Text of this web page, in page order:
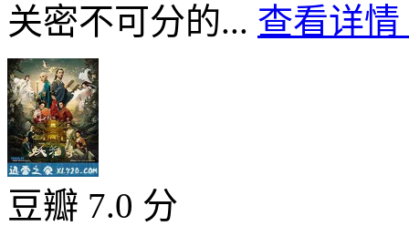
关密不可分的... 查看详情
豆瓣 7.0 分